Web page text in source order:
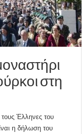
στη
Έλληνες του
η δήλωση του